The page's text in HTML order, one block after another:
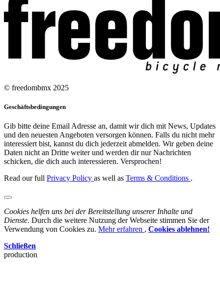
© freedombmx 2025
Geschäftsbedingungen
Gib bitte deine Email Adresse an, damit wir dich mit News, Updates
und den neuesten Angeboten versorgen können. Falls du nicht mehr
interessiert bist, kannst du dich jederzeit abmelden. Wir geben deine
Daten nicht an Dritte weiter und werden dir nur Nachrichten
schicken, die dich auch interessieren. Versprochen!
Read our full Privacy Policy as well as Terms & Conditions .
Cookies helfen uns bei der Bereitstellung unserer Inhalte und
Dienste. Durch die weitere Nutzung der Webseite stimmen Sie der
Verwendung von Cookies zu. Mehr erfahren , Cookies ablehnen!
Schließen
production